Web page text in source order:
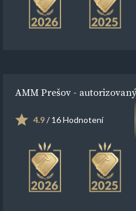
AMM Prešov -
4.9/ 16 Hodnotení